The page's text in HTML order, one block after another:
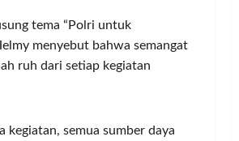
tema “Polri untuk
menyebut bahwa semangat
ruh dari setiap kegiatan
kegiatan, semua sumber daya